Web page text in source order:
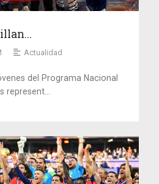
Actualidad
del Programa Nacional
represent...